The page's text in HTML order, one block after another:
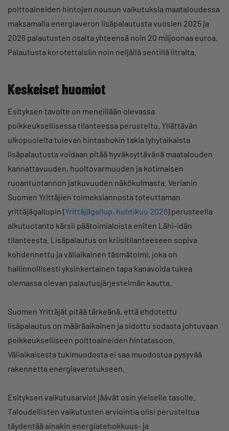
polttoaineiden hintojen nousun vaikutuksia maataloudessa
maksamalla energiaveron lisäpalautusta vuosien 2025 ja
2026 palautusten osalta yhteensä noin 20 miljoonaa euroa.
Palautusta korotettaisiin noin neljällä sentillä litralta.
Keskeiset huomiot
Esityksen tavoite on meneillään olevassa
poikkeuksellisessa tilanteessa perusteltu. Yllättävän
ulkopuolelta tulevan hintashokin takia lyhytaikaista
lisäpalautusta voidaan pitää hyväksyttävänä maatalouden
kannattavuuden, huoltovarmuuden ja kotimaisen
ruoantuotannon jatkuvuuden näkökulmasta. Verianin
Suomen Yrittäjien toimeksiannosta toteuttaman
yrittäjägallupin (Yrittäjägallup, huhtikuu 2026) perusteella
alkutuotanto kärsii päätoimialoista eniten Lähi-idän
tilanteesta. Lisäpalautus on kriisitilanteeseen sopiva
kohdennettu ja väliaikainen täsmätoimi, joka on
hallinnollisesti yksinkertainen tapa kanavoida tukea
olemassa olevan palautusjärjestelmän kautta.
Suomen Yrittäjät pitää tärkeänä, että ehdotettu
lisäpalautus on määräaikainen ja sidottu sodasta johtuvaan
poikkeukselliseen polttoaineiden hintatasoon.
Väliaikaisesta tukimuodosta ei saa muodostua pysyvää
rakennetta energiaverotukseen.
Esityksen vaikutusarviot jäävät osin yleiselle tasolle.
Taloudellisten vaikutusten arviointia olisi perusteltua
täydentää ainakin energiatehokkuus- ja